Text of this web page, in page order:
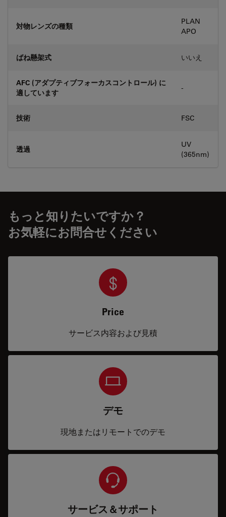
対物レンズの種類
PLAN
APO
ばね懸架式 いいえ
AFC (アダプティブフォーカスコントロール) に
適しています
-
技術 FSC
透過
UV
(365nm)
もっと知りたいですか？
お気軽にお問合せください
Price
サービス内容および見積
デモ
現地またはリモートでのデモ
サービス＆サポート